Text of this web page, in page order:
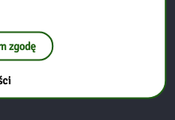
zgodę